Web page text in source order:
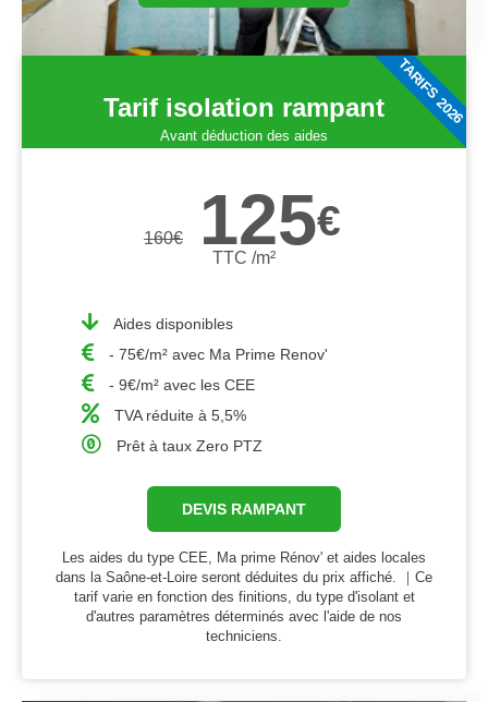
Tarif isolation rampant
Avant déduction des aides
160€ 125€
TTC /m²
Aides disponibles
- 75€/m² avec Ma Prime Renov'
- 9€/m² avec les CEE
TVA réduite à 5,5%
Prêt à taux Zero PTZ
DEVIS RAMPANT
Les aides du type CEE, Ma prime Rénov' et aides locales
dans la Saône-et-Loire seront déduites du prix affiché. ｜Ce
tarif varie en fonction des finitions, du type d'isolant et
d'autres paramètres déterminés avec l'aide de nos
techniciens.
TARIFS 2026